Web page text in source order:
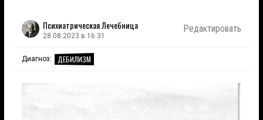
Психиатрическая Лечебница
28.08.2023 в 16:31
Редактировать
Диагноз: ДЕБИЛИЗМ